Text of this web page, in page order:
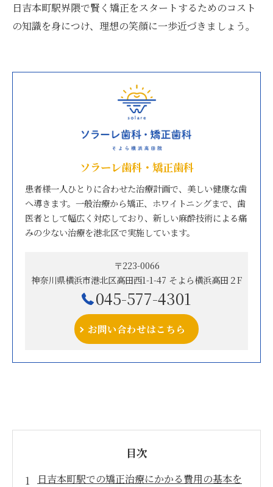
日吉本町駅界隈で賢く矯正をスタートするためのコスト
の知識を身につけ、理想の笑顔に一歩近づきましょう。
ソラーレ歯科・矯正歯科
患者様一人ひとりに合わせた治療計画で、美しい健康な歯
へ導きます。一般治療から矯正、ホワイトニングまで、歯
医者として幅広く対応しており、新しい麻酔技術による痛
みの少ない治療を港北区で実施しています。
〒223-0066
神奈川県横浜市港北区高田西1-1-47 そよら横浜高田２F
045-577-4301
お問い合わせはこちら
目次
日吉本町駅での矯正治療にかかる費用の基本を